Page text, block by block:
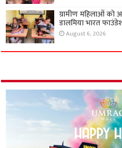
ग्रामीण महिलाओं को
डालमिया भारत
August 6, 2026